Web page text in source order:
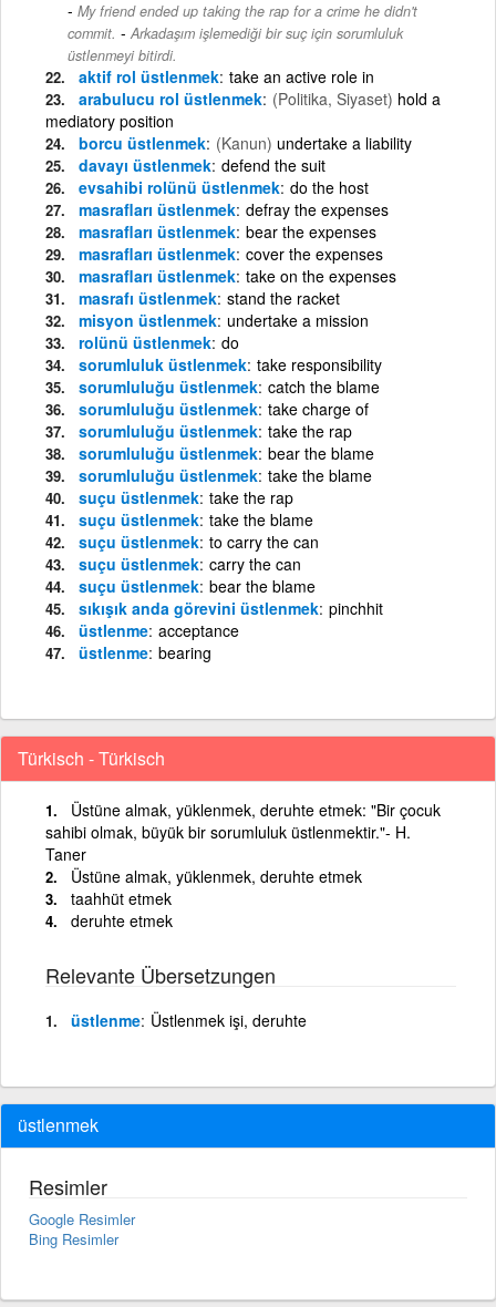
My friend ended up taking the rap for a crime he didn't
commit. - Arkadaşım işlemediği bir suç için sorumluluk
üstlenmeyi bitirdi.
aktif rol üstlenmek take an active role in
arabulucu rol üstlenmek (Politika, Siyaset) hold a
mediatory position
borcu üstlenmek (Kanun) undertake a liability
davayı üstlenmek defend the suit
evsahibi rolünü üstlenmek do the host
masrafları üstlenmek defray the expenses
masrafları üstlenmek bear the expenses
masrafları üstlenmek cover the expenses
masrafları üstlenmek take on the expenses
masrafı üstlenmek stand the racket
misyon üstlenmek undertake a mission
rolünü üstlenmek do
sorumluluk üstlenmek take responsibility
sorumluluğu üstlenmek catch the blame
sorumluluğu üstlenmek take charge of
sorumluluğu üstlenmek take the rap
sorumluluğu üstlenmek bear the blame
sorumluluğu üstlenmek take the blame
suçu üstlenmek take the rap
suçu üstlenmek take the blame
suçu üstlenmek to carry the can
suçu üstlenmek carry the can
suçu üstlenmek bear the blame
sıkışık anda görevini üstlenmek pinchhit
üstlenme acceptance
üstlenme bearing
Türkisch - Türkisch
Üstüne almak, yüklenmek, deruhte etmek: "Bir çocuk
sahibi olmak, büyük bir sorumluluk üstlenmektir."- H.
Taner
Üstüne almak, yüklenmek, deruhte etmek
taahhüt etmek
deruhte etmek
Relevante Übersetzungen
üstlenme Üstlenmek işi, deruhte
üstlenmek
Resimler
Google Resimler
Bing Resimler